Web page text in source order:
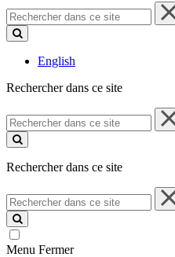
Rechercher
dans
ce
English
Rechercher dans ce site
Rechercher
dans
ce
Rechercher dans ce site
Rechercher
dans
ce
site
Menu Fermer